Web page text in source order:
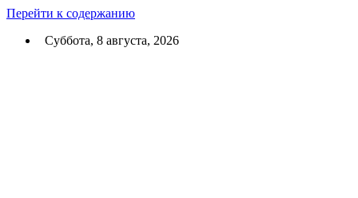
Перейти к содержанию
Суббота, 8 августа, 2026